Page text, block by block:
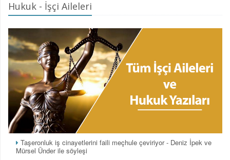
Hukuk - İşçi Aileleri
Taşeronluk iş cinayetlerini faili meçhule çeviriyor - Deniz İpek ve
Mürsel Ünder ile söyleşi